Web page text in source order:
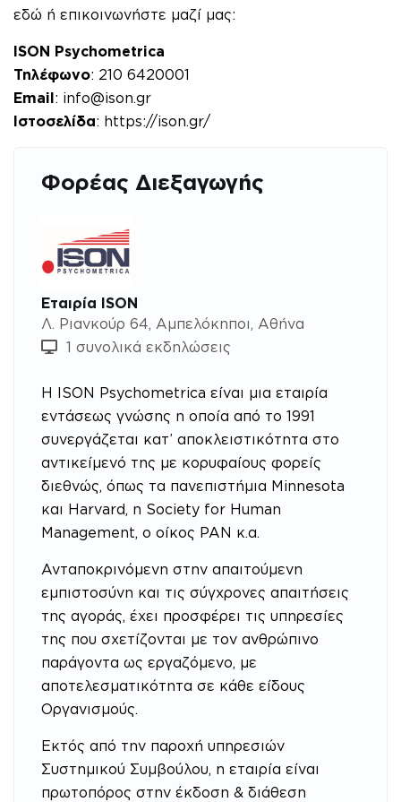
εδώ ή επικοινωνήστε μαζί μας:
ISON Psychometrica
Τηλέφωνο: 210 6420001
Email : info@ison.gr
Ιστοσελίδα: https://ison.gr/
Φορέας Διεξαγωγής
Εταιρία ISON
Λ. Ριανκούρ 64, Αμπελόκηποι, Αθήνα
1 συνολικά εκδηλώσεις
Η ISON Psychometrica είναι μια εταιρία
εντάσεως γνώσης η οποία από το 1991
συνεργάζεται κατ’ αποκλειστικότητα στο
αντικείμενό της με κορυφαίους φορείς
διεθνώς, όπως τα πανεπιστήμια Minnesota
και Harvard, η Society for Human
Management, ο οίκος PAN κ.α.
Ανταποκρινόμενη στην απαιτούμενη
εμπιστοσύνη και τις σύγχρονες απαιτήσεις
της αγοράς, έχει προσφέρει τις υπηρεσίες
της που σχετίζονται με τον ανθρώπινο
παράγοντα ως εργαζόμενο, με
αποτελεσματικότητα σε κάθε είδους
Οργανισμούς.
Εκτός από την παροχή υπηρεσιών
Συστημικού Συμβούλου, η εταιρία είναι
πρωτοπόρος στην έκδοση & διάθεση